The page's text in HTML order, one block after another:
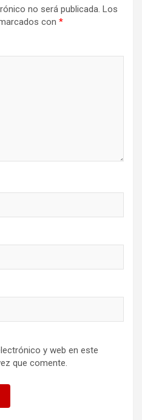
no será publicada. Los
con *
y web en este
que comente.